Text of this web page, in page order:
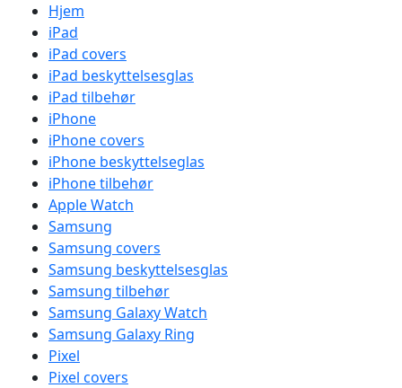
Hjem
iPad
iPad covers
iPad beskyttelsesglas
iPad tilbehør
iPhone
iPhone covers
iPhone beskyttelseglas
iPhone tilbehør
Apple Watch
Samsung
Samsung covers
Samsung beskyttelsesglas
Samsung tilbehør
Samsung Galaxy Watch
Samsung Galaxy Ring
Pixel
Pixel covers